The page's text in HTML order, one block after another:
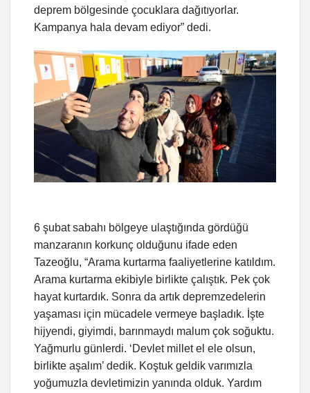
deprem bölgesinde çocuklara dağıtıyorlar.
Kampanya hala devam ediyor” dedi.
6 şubat sabahı bölgeye ulaştığında gördüğü
manzaranın korkunç olduğunu ifade eden
Tazeoğlu, “Arama kurtarma faaliyetlerine katıldım.
Arama kurtarma ekibiyle birlikte çalıştık. Pek çok
hayat kurtardık. Sonra da artık depremzedelerin
yaşaması için mücadele vermeye başladık. İşte
hijyendi, giyimdi, barınmaydı malum çok soğuktu.
Yağmurlu günlerdi. ‘Devlet millet el ele olsun,
birlikte aşalım’ dedik. Koştuk geldik varımızla
yoğumuzla devletimizin yanında olduk. Yardım